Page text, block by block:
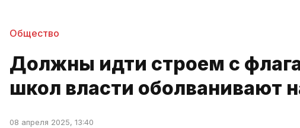
Общество
Должны идти строем с
школ власти оболванивают
08 апреля 2025, 13:40